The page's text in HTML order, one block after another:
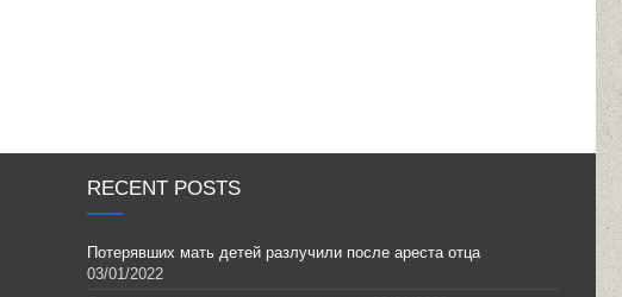
RECENT POSTS
Потерявших мать детей разлучили после ареста отца
03/01/2022